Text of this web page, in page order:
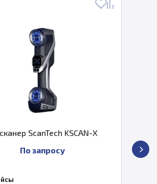
ScanTech KSCAN-X
По запросу